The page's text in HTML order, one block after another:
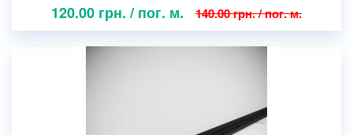
120.00 грн. / пог. м.
140.00 грн. / пог. м.